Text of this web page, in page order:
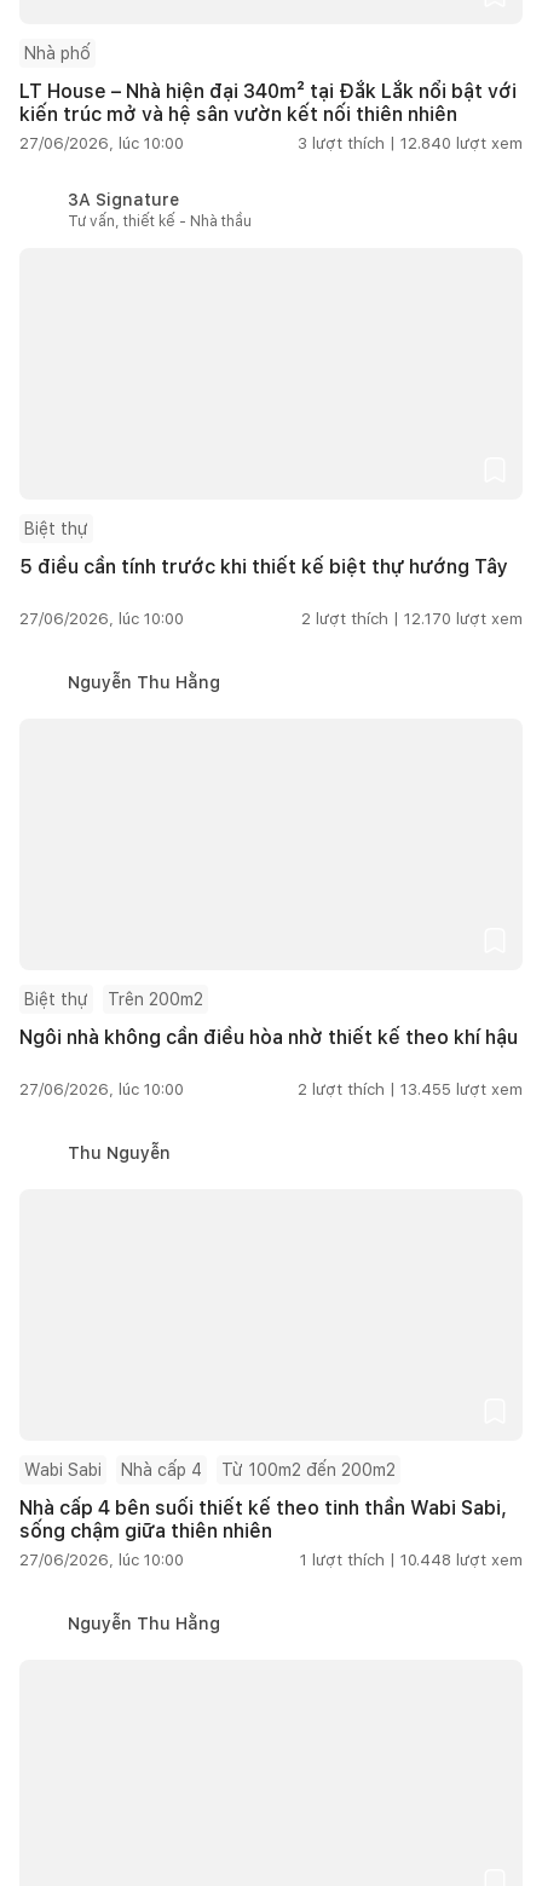
Nhà phố
LT House – Nhà hiện đại 340m² tại Đắk Lắk nổi bật với
kiến trúc mở và hệ sân vườn kết nối thiên nhiên
27/06/2026, lúc 10:00 3 lượt thích | 12.840 lượt xem
3A Signature
Tư vấn, thiết kế - Nhà thầu
Biệt thự
5 điều cần tính trước khi thiết kế biệt thự hướng Tây
27/06/2026, lúc 10:00 2 lượt thích | 12.170 lượt xem
Nguyễn Thu Hằng
Biệt thự Trên 200m2
Ngôi nhà không cần điều hòa nhờ thiết kế theo khí hậu
27/06/2026, lúc 10:00 2 lượt thích | 13.455 lượt xem
Thu Nguyễn
Wabi Sabi Nhà cấp 4 Từ 100m2 đến 200m2
Nhà cấp 4 bên suối thiết kế theo tinh thần Wabi Sabi,
sống chậm giữa thiên nhiên
27/06/2026, lúc 10:00 1 lượt thích | 10.448 lượt xem
Nguyễn Thu Hằng